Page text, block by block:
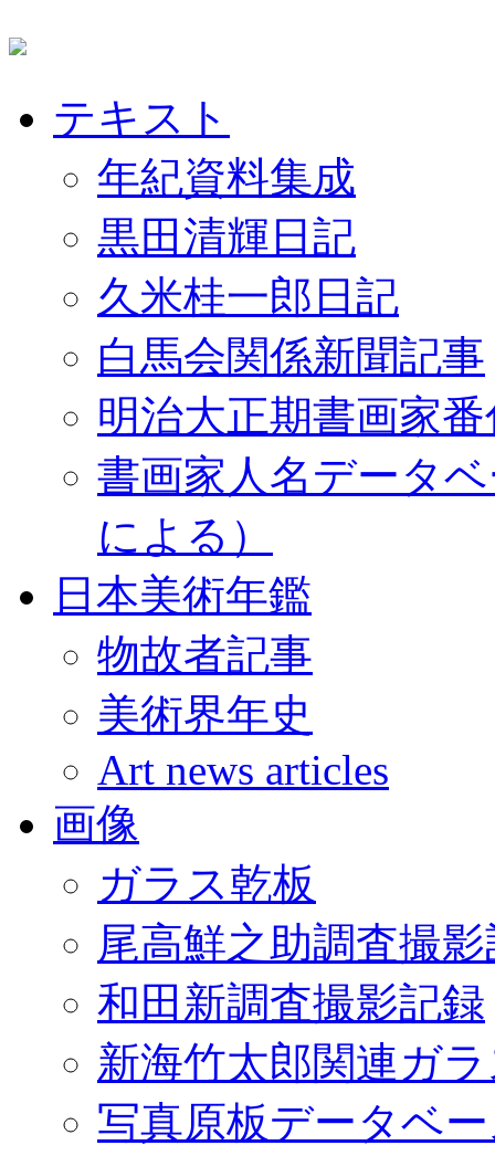
テキスト
年紀資料集成
黒田清輝日記
久米桂一郎日記
白馬会関係新聞記事
明治大正期書画家
書画家人名データ
による）
日本美術年鑑
物故者記事
美術界年史
Art news articles
画像
ガラス乾板
尾高鮮之助調査撮
和田新調査撮影記録
新海竹太郎関連ガ
写真原板データベ